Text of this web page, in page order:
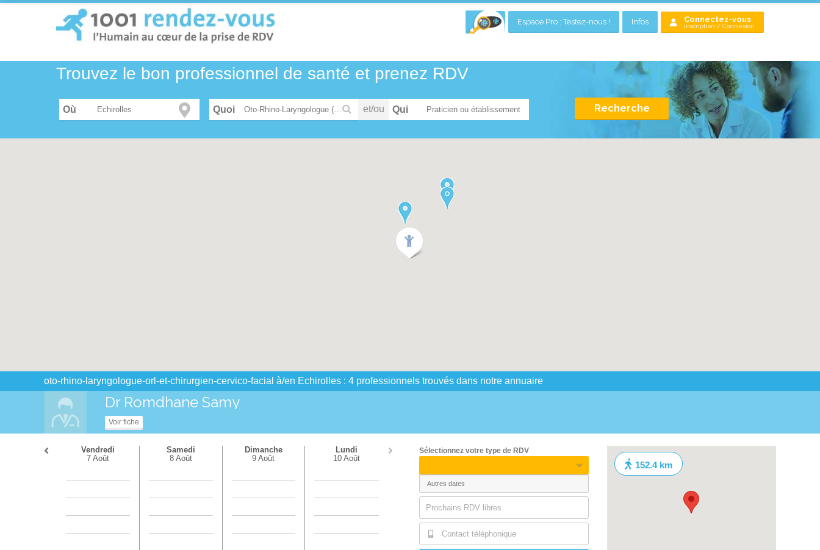
Espace Pro : Testez-nous ! Infos Connectez-vous
Inscription / Connexion
Trouvez le bon professionnel de santé et prenez RDV
Où Oto-Rhino-Laryngologue (ORL) et chirurgien cervico-facial et/ou Qui Recherche
oto-rhino-laryngologue-orl-et-chirurgien-cervico-facial à/en Echirolles : 4 professionnels trouvés dans notre annuaire
Dr Romdhane Samy
Voir fiche
Vendredi
7 Août
Samedi
8 Août
Dimanche
9 Août
Lundi
10 Août
Sélectionnez votre type de RDV
Prochains RDV libres
Contact téléphonique
152.4 km